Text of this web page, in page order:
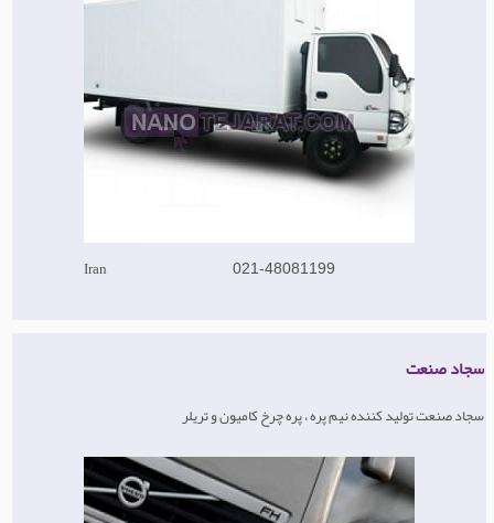
Iran 021-48081199
سجاد صنعت
سجاد صنعت تولید کننده نیم پره ، پره چرخ کامیون و تریلر